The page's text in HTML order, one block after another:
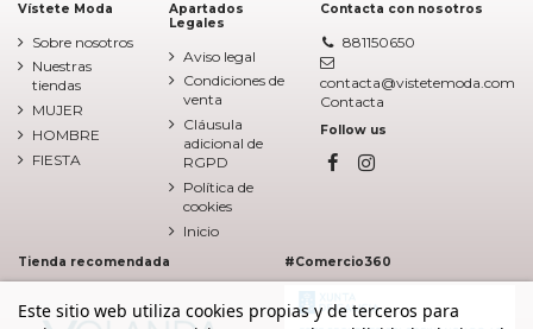
Vístete Moda
Sobre nosotros
Nuestras
tiendas
MUJER
HOMBRE
FIESTA
Apartados
Legales
Aviso legal
Condiciones de
venta
Cláusula
adicional de
RGPD
Política de
cookies
Inicio
Contacta con nosotros
881150650
contacta@vistetemoda.com
Contacta
Follow us
Este sitio web utiliza cookies propias y de terceros para
Tienda recomendada #Comercio360